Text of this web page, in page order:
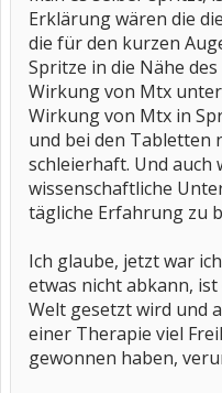
Erklärung wären die
die für den kurzen
Spritze in die Nähe
Wirkung von Mtx
Wirkung von Mtx in
und bei den Tabletten
schleierhaft. Und auch
wissenschaftliche
tägliche Erfahrung zu
Ich glaube, jetzt war
etwas nicht abkann, ist
Welt gesetzt wird und
einer Therapie viel
gewonnen haben,